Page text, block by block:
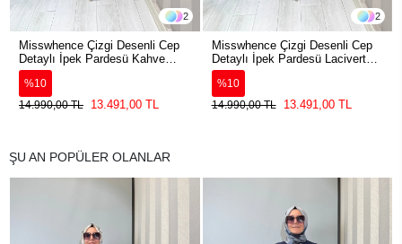
2
Misswhence Çizgi Desenli Cep
Detaylı İpek Pardesü Kahve
39828
%10
14.990,00 TL
13.491,00 TL
2
Misswhence Çizgi Desenli Cep
Detaylı İpek Pardesü Lacivert
39828
%10
14.990,00 TL
13.491,00 TL
ŞU AN POPÜLER OLANLAR